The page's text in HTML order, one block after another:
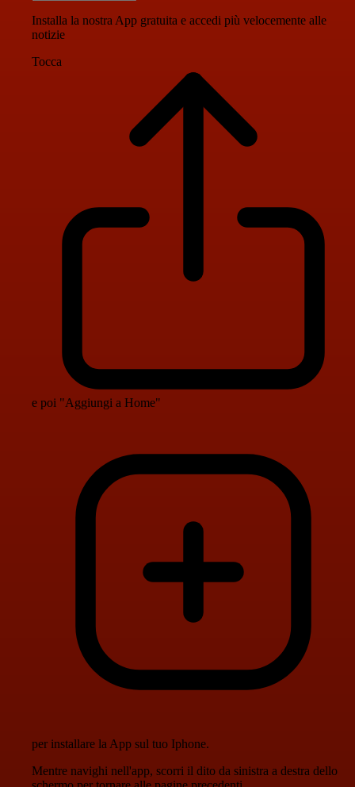
Installa la nostra App gratuita e accedi più velocemente alle
notizie
Tocca
e poi "Aggiungi a Home"
per installare la App sul tuo Iphone.
Mentre navighi nell'app, scorri il dito da sinistra a destra dello